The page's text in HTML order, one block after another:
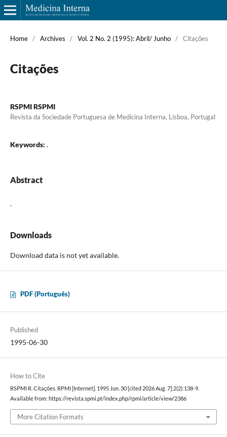
Home / Archives / Vol. 2 No. 2 (1995): Abril/ Junho / Citações
Citações
RSPMI RSPMI
Revista da Sociedade Portuguesa de Medicina Interna, Lisboa, Portugal
Keywords: .
Abstract
.
Downloads
Download data is not yet available.
PDF (Português)
Published
1995-06-30
How to Cite
RSPMI R. Citações. RPMI [Internet]. 1995 Jun. 30 [cited 2026 Aug. 7];2(2):138-9.
Available from: https://revista.spmi.pt/index.php/rpmi/article/view/2386
More Citation Formats